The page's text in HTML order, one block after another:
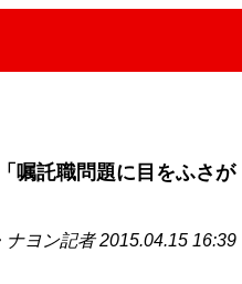
嘱託職問題に目をふさが
ナヨン記者 2015.04.15 16:39